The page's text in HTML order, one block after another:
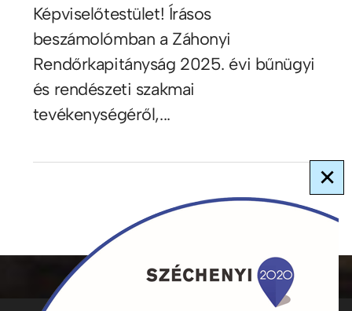
Képviselőtestület! Írásos
beszámolómban a Záhonyi
Rendőrkapitányság 2025. évi bűnügyi
és rendészeti szakmai
tevékenységéről,...
×